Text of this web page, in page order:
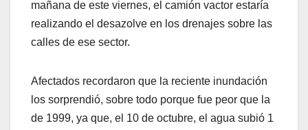
mañana de este viernes, el camión vactor estaría
realizando el desazolve en los drenajes sobre las
calles de ese sector.
Afectados recordaron que la reciente inundación
los sorprendió, sobre todo porque fue peor que la
de 1999, ya que, el 10 de octubre, el agua subió 1